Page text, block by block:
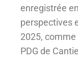
enregistrée
perspectives
2025, comme
PDG de